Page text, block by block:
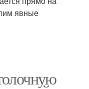
явные